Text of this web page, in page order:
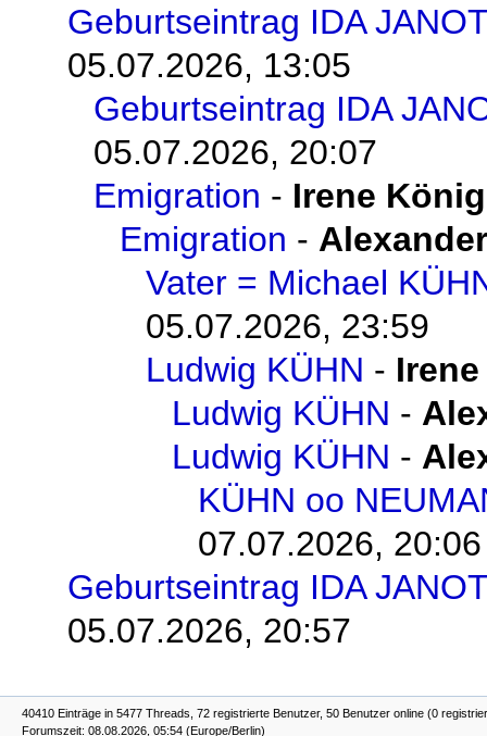
Geburtseintrag IDA
05.07.2026, 13:05
Geburtseintrag IDA
05.07.2026, 20:07
Emigration - Irene König
Emigration -
Vater = Michael
05.07.2026, 23:59
Ludwig KÜHN -
Ludwig KÜHN -
Ludwig KÜHN -
KÜHN oo
07.07.2026, 20:06
Geburtseintrag IDA
05.07.2026, 20:57
40410 Einträge in 5477 Threads, 72 registrierte Benutzer, 50 Benutzer online (0
Forumszeit: 08.08.2026, 05:54 (Europe/Berlin)